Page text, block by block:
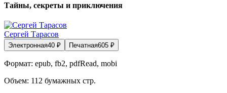
Тайны, секреты и приключения
Сергей Тарасов
Электронная40 ₽ Печатная605 ₽
Формат: epub, fb2, pdfRead, mobi
Объем: 112 бумажных стр.